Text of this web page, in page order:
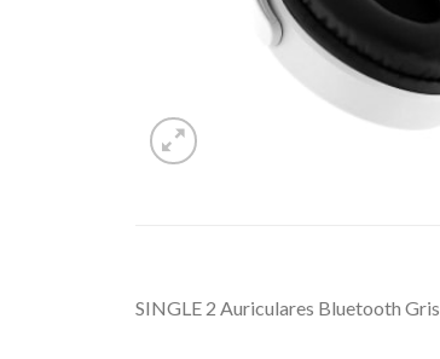
SINGLE 2 Auriculares Bluetooth Gris